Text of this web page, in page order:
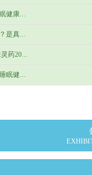
健康...
是真...
药20...
眠健...